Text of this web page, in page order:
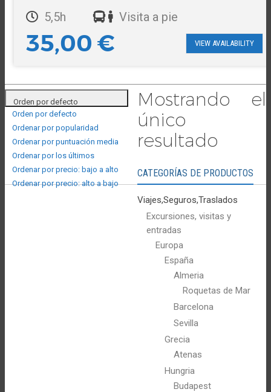
5,5h Visita a pie
VIEW AVAILABILITY
35,00 €
Orden por defecto
Orden por defecto
Ordenar por popularidad
Ordenar por puntuación media
Ordenar por los últimos
Ordenar por precio: bajo a alto
Ordenar por precio: alto a bajo
Mostrando el
único
resultado
CATEGORÍAS DE PRODUCTOS
Viajes,Seguros,Traslados
Excursiones, visitas y
entradas
Europa
España
Almeria
Roquetas de Mar
Barcelona
Sevilla
Grecia
Atenas
Hungria
Budapest